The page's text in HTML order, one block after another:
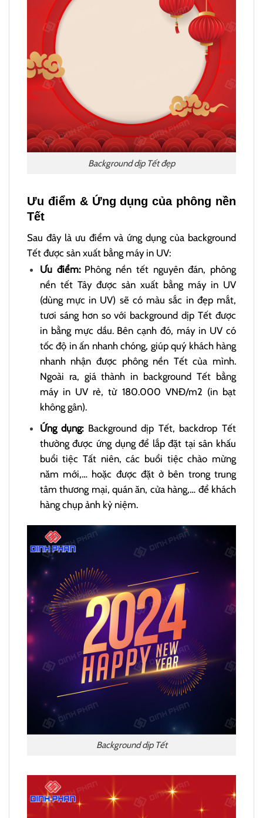
Background dịp Tết đẹp
Ưu điểm & Ứng dụng của phông nền
Tết
Sau đây là ưu điểm và ứng dụng của background
Tết được sản xuất bằng máy in UV:
Ưu điểm:Phông nền tết nguyên đán, phông
nền tết Tây được sản xuất bằng máy in UV
(dùng mực in UV) sẽ có màu sắc in đẹp mắt,
tươi sáng hơn so với background dịp Tết được
in bằng mực dầu. Bên cạnh đó, máy in UV có
tốc độ in ấn nhanh chóng, giúp quý khách hàng
nhanh nhận được phông nền Tết của mình.
Ngoài ra, giá thành in background Tết bằng
máy in UV rẻ, từ 180.000 VNĐ/m2 (in bạt
không gân).
Ứng dụng:Background dịp Tết, backdrop Tết
thường được ứng dụng để lắp đặt tại sân khấu
buổi tiệc Tất niên, các buổi tiệc chào mừng
năm mới,… hoặc được đặt ở bên trong trung
tâm thương mại, quán ăn, cửa hàng,… để khách
hàng chụp ảnh kỷ niệm.
Background dịp Tết